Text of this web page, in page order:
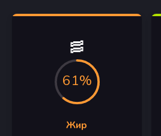
🥓
61%
Жир